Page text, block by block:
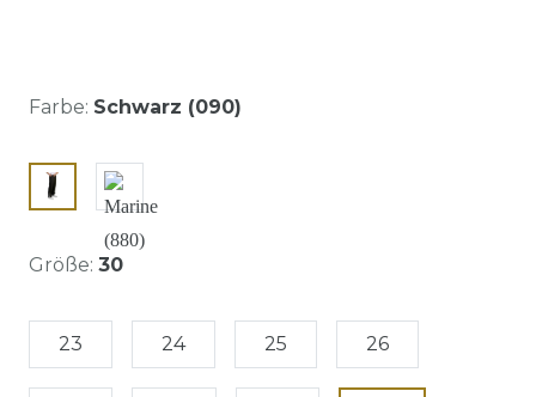
Farbe: Schwarz (090)
Größe: 30
23 24 25 26